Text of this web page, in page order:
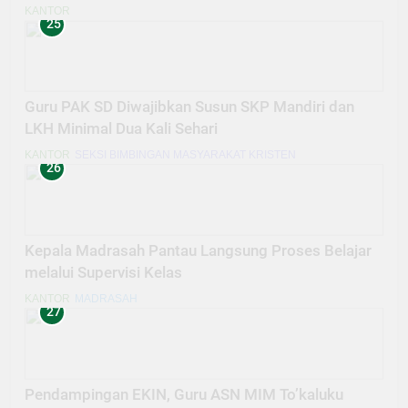
KANTOR
25
Guru PAK SD Diwajibkan Susun SKP Mandiri dan
LKH Minimal Dua Kali Sehari
KANTOR
26
Kepala Madrasah Pantau Langsung Proses Belajar
melalui Supervisi Kelas
KANTOR
27
Pendampingan EKIN, Guru ASN MIM To’kaluku